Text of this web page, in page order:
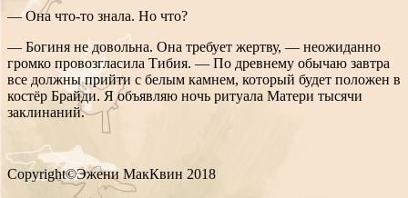
— Она что-то знала. Но что?
— Богиня не довольна. Она требует жертву, — неожиданно
громко провозгласила Тибия. — По древнему обычаю завтра
все должны прийти с белым камнем, который будет положен в
костёр Брайди. Я объявляю ночь ритуала Матери тысячи
заклинаний.
Copyright©Эжени МакКвин 2018